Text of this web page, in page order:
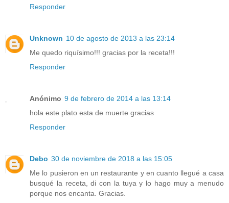
Responder
Unknown 10 de agosto de 2013 a las 23:14
Me quedo riquísimo!!! gracias por la receta!!!
Responder
Anónimo 9 de febrero de 2014 a las 13:14
hola este plato esta de muerte gracias
Responder
Debo 30 de noviembre de 2018 a las 15:05
Me lo pusieron en un restaurante y en cuanto llegué a casa
busqué la receta, di con la tuya y lo hago muy a menudo
porque nos encanta. Gracias.